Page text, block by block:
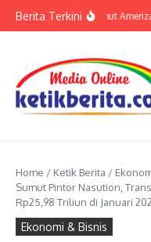
Berita TerkiniKPwBI Sumut
Home / Ketik Berita /
Sumut Pintor Nasution,
Rp25,98 Triliun di Januari
Ekonomi & Bisnis